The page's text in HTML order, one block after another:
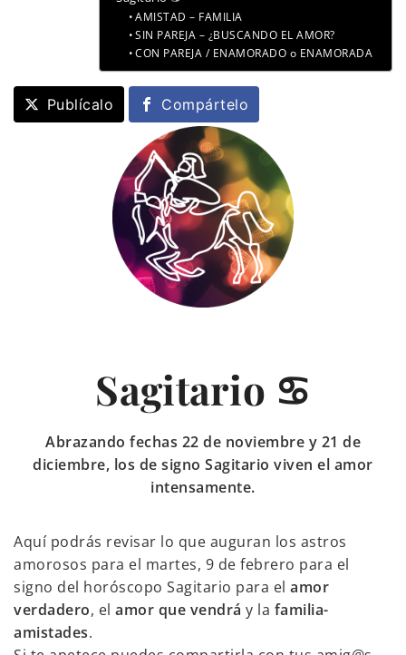
AMISTAD – FAMILIA
SIN PAREJA – ¿BUSCANDO EL AMOR?
CON PAREJA / ENAMORADO o ENAMORADA
Publícalo Compártelo
Sagitario ♋
Abrazando fechas 22 de noviembre y 21 de
diciembre, los de signo Sagitario viven el amor
intensamente.
Aquí podrás revisar lo que auguran los astros
amorosos para el martes, 9 de febrero para el
signo del horóscopo Sagitario para el amor
verdadero, el amor que vendrá y la familia-
amistades.